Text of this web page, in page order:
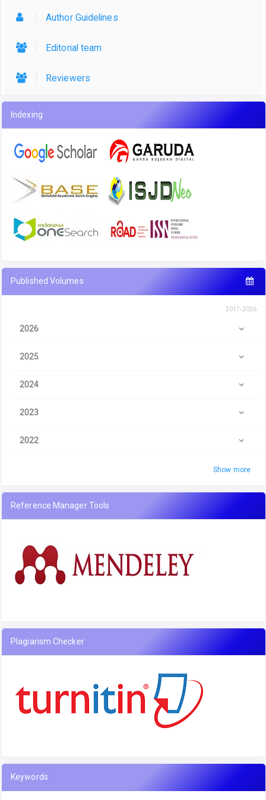
Author Guidelines
Editorial team
Reviewers
Indexing
Published Volumes
2017-2026
2026
2025
2024
2023
2022
Show more
Reference Manager Tools
Plagiarism Checker
Keywords